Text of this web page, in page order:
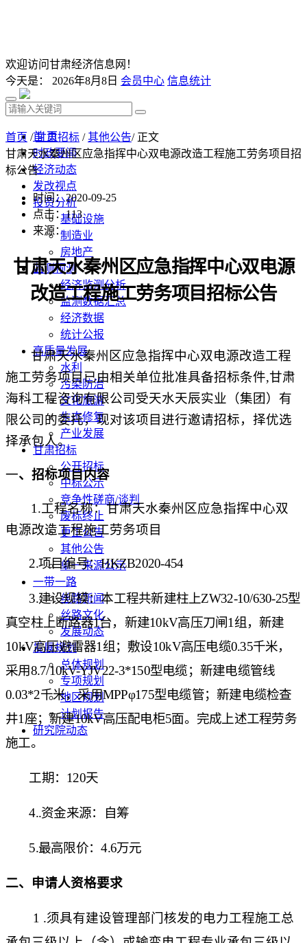
欢迎访问甘肃经济信息网！
今天是： 2026年8月8日 会员中心 信息统计
首 页
时政要闻
经济动态
发改视点
投资分析
基础设施
制造业
房地产
监测预测
经济监测分析
监测数据汇总
经济数据
统计公报
高质量发展
水利
污染防治
文化旅游
生态修复
产业发展
甘肃招标
公开招标
中标公示
竞争性磋商/谈判
废标终止
更正公告
其他公告
单一来源公示
一带一路
丝路新闻
丝路文化
发展动态
发展规划
总体规划
专项规划
地区规划
计划报告
研究院动态
首页 /甘肃招标 /其他公告/ 正文
甘肃天水秦州区应急指挥中心双电源改造工程施工劳务项目招
标公告
时间：2020-09-25
点击：113
来源：
甘肃天水秦州区应急指挥中心双电源
改造工程施工劳务项目招标公告
甘肃天水秦州区应急指挥中心双电源改造工程
施工劳务项目已由相关单位批准具备招标条件,甘肃
海科工程咨询有限公司受天水天辰实业（集团）有
限公司的委托，现对该项目进行邀请招标，择优选
择承包人。
一、招标项目内容
1.工程名称：甘肃天水秦州区应急指挥中心双
电源改造工程施工劳务项目
2.项目编号：HKZB2020-454
3.建设规模：本工程共新建柱上ZW32-10/630-25型
真空柱上断路器1台，新建10kV高压刀闸1组，新建
10kV高压避雷器1组；敷设10kV高压电缆0.35千米，
采用8.7/10kV-YJV22-3*150型电缆；新建电缆管线
0.03*2千米，采用MPPφ175型电缆管；新建电缆检查
井1座；新建10kV高压配电柜5面。完成上述工程劳务
施工。
工期 ： 120天
4..资金来源： 自筹
5.最高限价：4.6万元
二、 申请人资格要求
1 .须具有建设管理部门核发的电力工程施工总